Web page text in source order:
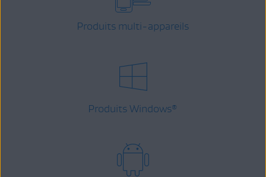
Produits multi-appareils
Produits Windows®